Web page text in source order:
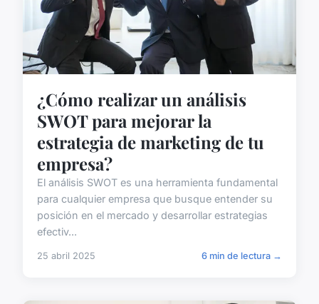
¿Cómo realizar un análisis
SWOT para mejorar la
estrategia de marketing de tu
empresa?
El análisis SWOT es una herramienta fundamental
para cualquier empresa que busque entender su
posición en el mercado y desarrollar estrategias
efectiv...
25 abril 2025 6 min de lectura →